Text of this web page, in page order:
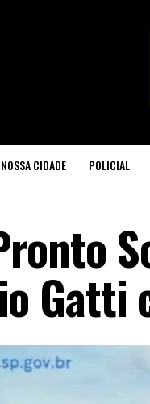
NOSSA CIDADE POLICIAL
Gatti